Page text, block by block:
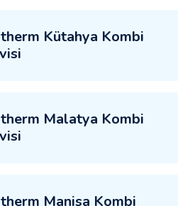
Kütahya Kombi
Malatya Kombi
Manisa Kombi